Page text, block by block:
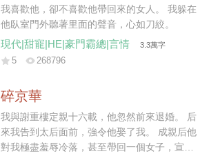
約上所約定的給她帶禮物，但每一年也都會記
錯，而且…… 每次帶的禮物，都是她並不喜歡
的。 星星的項鏈，月亮的吊墜。 多諷刺，他
心裏的那個人，就叫童星月。 雖然已經和她結
了婚，但他無時無刻都會用各種各種的方式提
婚姻的，我接受你所有的要求，但我不愛你，
甚至，憎惡你。
傷，卻把我推開，不許我靠近的蕭澤。 冷冷地
笑了。 那你就，在這兒等死吧。
我喜歡他，卻不喜歡他帶回來的女人。 我躲在
他臥室門外聽著里面的聲音，心如刀絞。
現代|甜寵|HE|豪門霸總|言情 3.3萬字
5 268796
碎京華
我與謝重樓定親十六載，他忽然前來退婚。 后
來我告到太后面前，強令他娶了我。 成親后他
對我極盡羞辱冷落，甚至帶回一個女子，宣布